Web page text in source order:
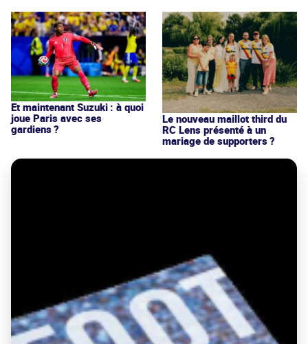
Et maintenant Suzuki : à quoi
joue Paris avec ses
gardiens ?
Le nouveau maillot third du
RC Lens présenté à un
mariage de supporters ?